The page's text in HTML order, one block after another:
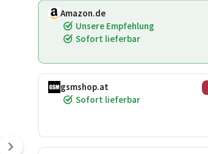
Amazon.de
Unsere Empfehlung
Sofort lieferbar
gsmshop.at
Sofort lieferbar